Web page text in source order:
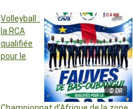
© DR
Volleyball :
la RCA
qualifiée
pour le